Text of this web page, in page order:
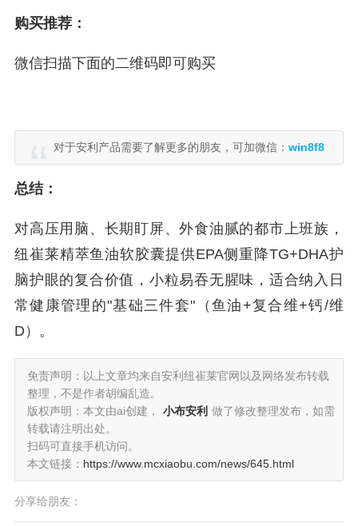
购买推荐：
微信扫描下面的二维码即可购买
对于安利产品需要了解更多的朋友，可加微信： win8f8
总结：
对高压用脑、长期盯屏、外食油腻的都市上班族，
纽崔莱精萃鱼油软胶囊提供EPA侧重降TG+DHA护
脑护眼的复合价值，小粒易吞无腥味，适合纳入日
常健康管理的"基础三件套"（鱼油+复合维+钙/维
D）。
免责声明：以上文章均来自安利纽崔莱官网以及网络发布转载
整理，不是作者胡编乱造。
版权声明：本文由ai创建，
小布安利 做了修改整理发布，如需
转载请注明出处。
扫码可直接手机访问。
本文链接： https://www.mcxiaobu.com/news/645.html
分享给朋友：